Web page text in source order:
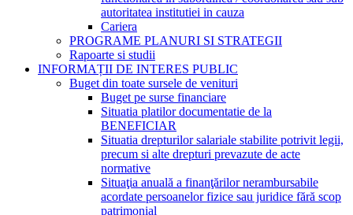
autoritatea institutiei in cauza
Cariera
PROGRAME PLANURI SI STRATEGII
Rapoarte si studii
INFORMAȚII DE INTERES PUBLIC
Buget din toate sursele de venituri
Buget pe surse financiare
Situatia platilor documentatie de la
BENEFICIAR
Situatia drepturilor salariale stabilite potrivit legii,
precum si alte drepturi prevazute de acte
normative
Situaţia anuală a finanţărilor nerambursabile
acordate persoanelor fizice sau juridice fără scop
patrimonial